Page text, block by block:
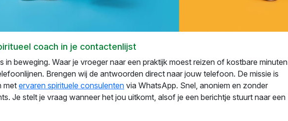
coach in je contactenlijst
in beweging. Waar je vroeger naar een praktijk moest reizen of kostbare minuten
Brengen wij de antwoorden direct naar jouw telefoon. De missie is
metervaren spirituele consulenten via WhatsApp. Snel, anoniem en zonder
Je stelt je vraag wanneer het jou uitkomt, alsof je een berichtje stuurt naar een